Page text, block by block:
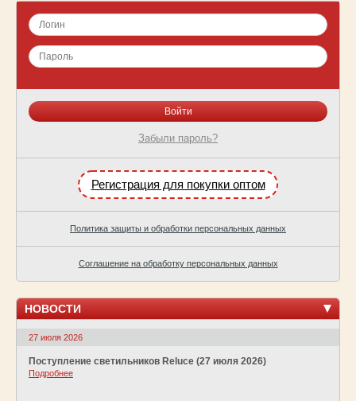
Забыли пароль?
Регистрация для покупки оптом
Политика защиты и обработки персональных данных
Соглашение на обработку персональных данных
НОВОСТИ
27 июля 2026
Поступление светильников Reluce (27 июля 2026)
Подробнее